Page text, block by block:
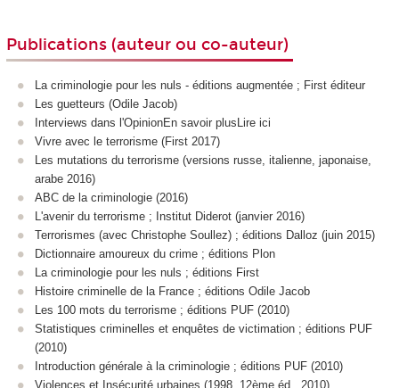
Publications (auteur ou co-auteur)
La criminologie pour les nuls - éditions augmentée ; First éditeur
Les guetteurs (Odile Jacob)
Interviews dans l'OpinionEn savoir plusLire ici
Vivre avec le terrorisme (First 2017)
Les mutations du terrorisme (versions russe, italienne, japonaise,
arabe 2016)
ABC de la criminologie (2016)
L'avenir du terrorisme ; Institut Diderot (janvier 2016)
Terrorismes (avec Christophe Soullez) ; éditions Dalloz (juin 2015)
Dictionnaire amoureux du crime ; éditions Plon
La criminologie pour les nuls ; éditions First
Histoire criminelle de la France ; éditions Odile Jacob
Les 100 mots du terrorisme ; éditions PUF (2010)
Statistiques criminelles et enquêtes de victimation ; éditions PUF
(2010)
Introduction générale à la criminologie ; éditions PUF (2010)
Violences et Insécurité urbaines (1998, 12ème éd., 2010)